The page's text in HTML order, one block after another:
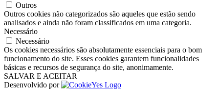
Outros
Outros cookies não categorizados são aqueles que estão sendo
analisados ​​e ainda não foram classificados em uma categoria.
Necessário
Necessário
Os cookies necessários são absolutamente essenciais para o bom
funcionamento do site. Esses cookies garantem funcionalidades
básicas e recursos de segurança do site, anonimamente.
SALVAR E ACEITAR
Desenvolvido por